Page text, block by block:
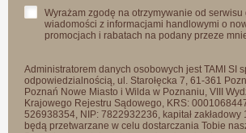
Wyrażam zgodę na otrzymywanie od serwisu
wiadomości z informacjami handlowymi o
promocjach i rabatach na podany przeze
Administratorem danych osobowych jest TAMI SI
odpowiedzialnością, ul. Starołęcka 7, 61-361
Poznań Nowe Miasto i Wilda w Poznaniu, VIII
Krajowego Rejestru Sądowego, KRS:
526938354, NIP: 7822932236, kapitał zakładowy
będą przetwarzane w celu dostarczania Tobie